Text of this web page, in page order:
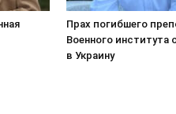
Прах погибшего
Военного института
в Украину